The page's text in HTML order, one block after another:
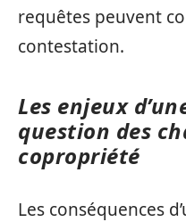
requêtes peuvent
contestation.
Les enjeux
question des
copropriété
Les conséquences